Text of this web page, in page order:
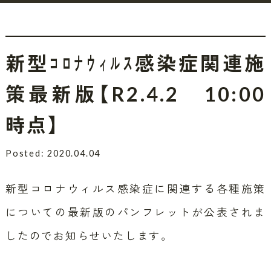
新型ｺﾛﾅｳｨﾙｽ感染症関連施
策最新版【R2.4.2 10:00
時点】
Posted: 2020.04.04
新型コロナウィルス感染症に関連する各種施策
についての最新版のパンフレットが公表されま
したのでお知らせいたします。